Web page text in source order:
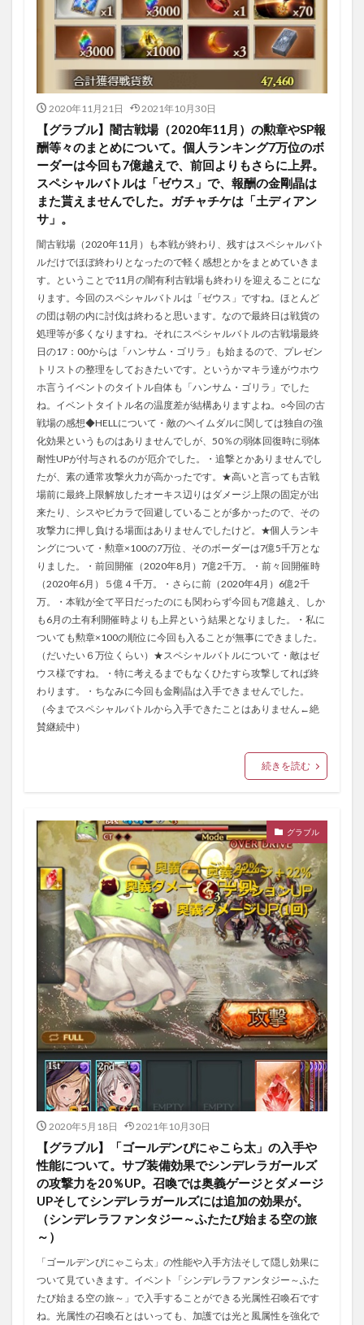
2020年11月21日 2021年10月30日
【グラブル】闇古戦場（2020年11月）の勲章やSP報
酬等々のまとめについて。個人ランキング7万位のボ
ーダーは今回も7億越えで、前回よりもさらに上昇。
スペシャルバトルは「ゼウス」で、報酬の金剛晶は
また貰えませんでした。ガチャチケは「土ディアン
サ」。
闇古戦場（2020年11月）も本戦が終わり、残すはスペシャルバト
ルだけでほぼ終わりとなったので軽く感想とかをまとめていきま
す。ということで11月の闇有利古戦場も終わりを迎えることにな
ります。今回のスペシャルバトルは「ゼウス」ですね。ほとんど
の団は朝の内に討伐は終わると思います。なので最終日は戦貨の
処理等が多くなりますね。それにスペシャルバトルの古戦場最終
日の17：00からは「ハンサム・ゴリラ」も始まるので、プレゼン
トリストの整理をしておきたいです。というかマキラ達がウホウ
ホ言うイベントのタイトル自体も「ハンサム・ゴリラ」でした
ね。イベントタイトル名の温度差が結構ありますよね。○今回の古
戦場の感想◆HELLについて・敵のヘイムダルに関しては独自の強
化効果というものはありませんでしが、50％の弱体回復時に弱体
耐性UPが付与されるのが厄介でした。・追撃とかありませんでし
たが、素の通常攻撃火力が高かったです。★高いと言っても古戦
場前に最終上限解放したオーキス辺りはダメージ上限の固定が出
来たり、シスやビカラで回避していることが多かったので、その
攻撃力に押し負ける場面はありませんでしたけど。★個人ランキ
ングについて・勲章×100の7万位、そのボーダーは7億5千万とな
りました。・前回開催（2020年8月）7億2千万。・前々回開催時
（2020年6月）５億４千万。・さらに前（2020年4月）6億2千
万。・本戦が全て平日だったのにも関わらず今回も7億越え、しか
も6月の土有利開催時よりも上昇という結果となりました。・私に
ついても勲章×100の順位に今回も入ることが無事にできました。
（だいたい６万位くらい）★スペシャルバトルについて・敵はゼ
ウス様ですね。・特に考えるまでもなくひたすら攻撃してれば終
わります。・ちなみに今回も金剛晶は入手できませんでした。
（今までスペシャルバトルから入手できたことはありません←絶
賛継続中）
続きを読む
グラブル
2020年5月18日 2021年10月30日
【グラブル】「ゴールデンぴにゃこら太」の入手や
性能について。サブ装備効果でシンデレラガールズ
の攻撃力を20％UP。召喚では奥義ゲージとダメージ
UPそしてシンデレラガールズには追加の効果が。
（シンデレラファンタジー～ふたたび始まる空の旅
～）
「ゴールデンぴにゃこら太」の性能や入手方法そして隠し効果に
ついて見ていきます。イベント「シンデレラファンタジー～ふた
たび始まる空の旅～」で入手することができる光属性召喚石です
ね。光属性の召喚石とはいっても、加護では光と風属性を強化で